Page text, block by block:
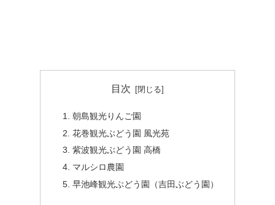
目次
朝島観光りんご園
花巻観光ぶどう園 風光苑
紫波観光ぶどう園 高橋
マルシロ農園
早池峰観光ぶどう園（吉田ぶどう園）